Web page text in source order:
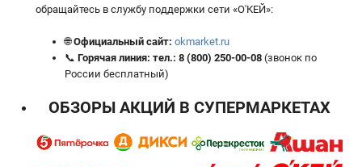
обращайтесь в службу поддержки сети «О'КЕЙ»:
🌐Официальный сайт: okmarket.ru
📞 Горячая линия: тел.: 8 (800) 250-00-08(звонок по
России бесплатный)
ОБЗОРЫ АКЦИЙ В СУПЕРМАРКЕТАХ